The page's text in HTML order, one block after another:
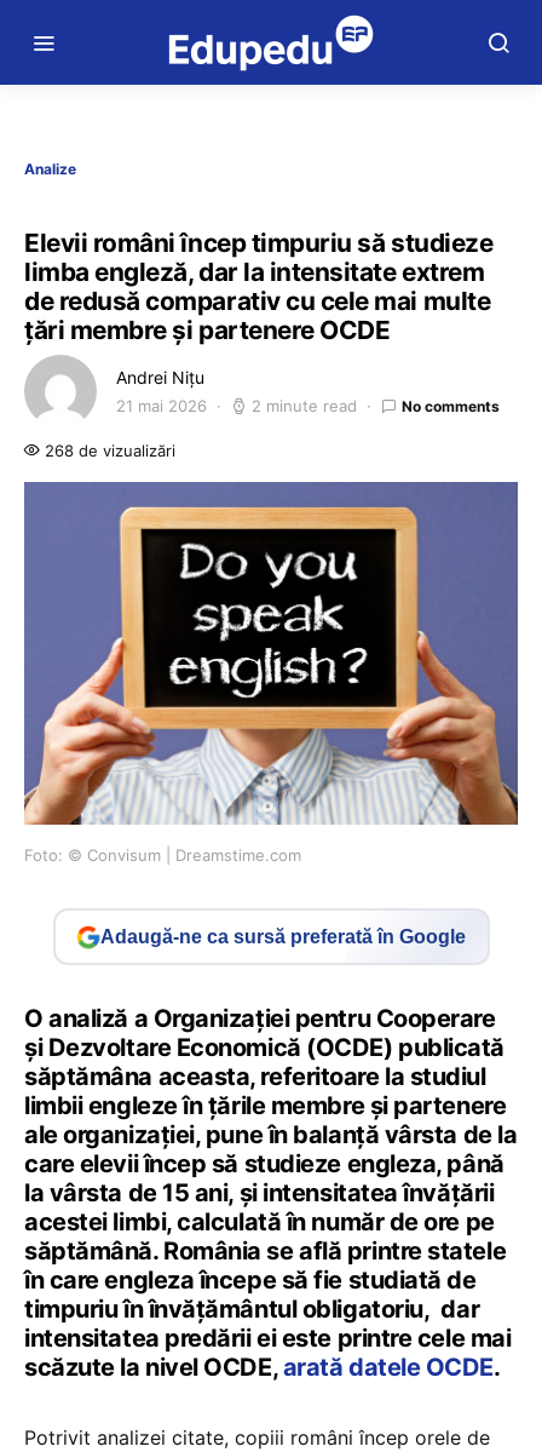
Analize
Elevii români încep timpuriu să studieze
limba engleză, dar la intensitate extrem
de redusă comparativ cu cele mai multe
țări membre și partenere OCDE
Andrei Nițu
21 mai 2026 2 minute read No comments
268 de vizualizări
Foto: © Convisum | Dreamstime.com
Adaugă-ne ca sursă preferată în Google
O analiză a Organizației pentru Cooperare
și Dezvoltare Economică (OCDE) publicată
săptămâna aceasta, referitoare la studiul
limbii engleze în țările membre și partenere
ale organizației, pune în balanță vârsta de la
care elevii încep să studieze engleza, până
la vârsta de 15 ani, și intensitatea învățării
acestei limbi, calculată în număr de ore pe
săptămână. România se află printre statele
în care engleza începe să fie studiată de
timpuriu în învățământul obligatoriu, dar
intensitatea predării ei este printre cele mai
scăzute la nivel OCDE,arată datele OCDE.
Potrivit analizei citate, copiii români încep orele de